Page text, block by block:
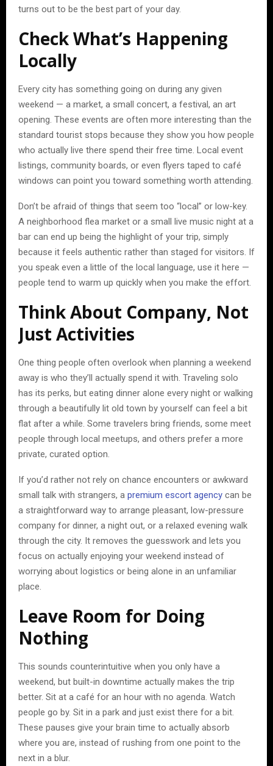
turns out to be the best part of your day.
Check What’s Happening
Locally
Every city has something going on during any given
weekend — a market, a small concert, a festival, an art
opening. These events are often more interesting than the
standard tourist stops because they show you how people
who actually live there spend their free time. Local event
listings, community boards, or even flyers taped to café
windows can point you toward something worth attending.
Don’t be afraid of things that seem too “local” or low-key.
A neighborhood flea market or a small live music night at a
bar can end up being the highlight of your trip, simply
because it feels authentic rather than staged for visitors. If
you speak even a little of the local language, use it here —
people tend to warm up quickly when you make the effort.
Think About Company, Not
Just Activities
One thing people often overlook when planning a weekend
away is who they’ll actually spend it with. Traveling solo
has its perks, but eating dinner alone every night or walking
through a beautifully lit old town by yourself can feel a bit
flat after a while. Some travelers bring friends, some meet
people through local meetups, and others prefer a more
private, curated option.
If you’d rather not rely on chance encounters or awkward
small talk with strangers, a premium escort agency can be
a straightforward way to arrange pleasant, low-pressure
company for dinner, a night out, or a relaxed evening walk
through the city. It removes the guesswork and lets you
focus on actually enjoying your weekend instead of
worrying about logistics or being alone in an unfamiliar
place.
Leave Room for Doing
Nothing
This sounds counterintuitive when you only have a
weekend, but built-in downtime actually makes the trip
better. Sit at a café for an hour with no agenda. Watch
people go by. Sit in a park and just exist there for a bit.
These pauses give your brain time to actually absorb
where you are, instead of rushing from one point to the
next in a blur.